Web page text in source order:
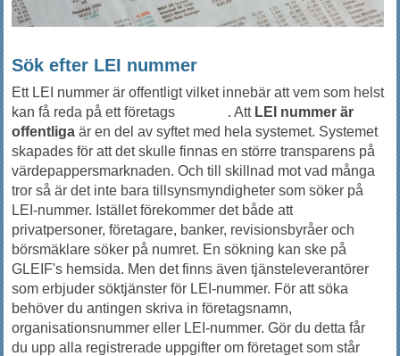
Sök efter LEI nummer
Ett LEI nummer är offentligt vilket innebär att vem som helst
kan få reda på ett företags
. Att LEI nummer är
offentliga är en del av syftet med hela systemet. Systemet
skapades för att det skulle finnas en större transparens på
värdepappersmarknaden. Och till skillnad mot vad många
tror så är det inte bara tillsynsmyndigheter som söker på
LEI-nummer. Istället förekommer det både att
privatpersoner, företagare, banker, revisionsbyråer och
börsmäklare söker på numret. En sökning kan ske på
GLEIF's hemsida. Men det finns även tjänsteleverantörer
som erbjuder söktjänster för LEI-nummer. För att söka
behöver du antingen skriva in företagsnamn,
organisationsnummer eller LEI-nummer. Gör du detta får
du upp alla registrerade uppgifter om företaget som står